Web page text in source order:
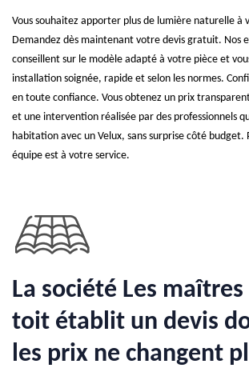
Vous souhaitez apporter plus de lumière naturelle à
Demandez dès maintenant votre devis gratuit. Nos
conseillent sur le modèle adapté à votre pièce et
installation soignée, rapide et selon les normes.
en toute confiance. Vous obtenez un prix
et une intervention réalisée par des professionnels
habitation avec un Velux, sans surprise côté budget.
équipe est à votre service.
La société Les maîtres
toit établit un devis
les prix ne changent